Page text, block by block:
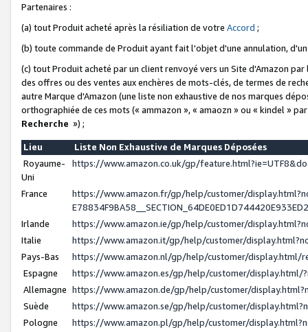
Partenaires :
(a) tout Produit acheté après la résiliation de votre Accord ;
(b) toute commande de Produit ayant fait l'objet d'une annulation,
(c) tout Produit acheté par un client renvoyé vers un Site d'Amazon
des offres ou des ventes aux enchères de mots-clés, de termes de
autre Marque d'Amazon (une liste non exhaustive de nos marques
orthographiée de ces mots (« ammazon », « amaozn » ou « kindel »
Recherche ») ;
Lieu
Liste Non Exhaustive de Marques Déposées
Royaume-
Uni
https://www.amazon.co.uk/gp/
France
https://www.amazon.fr/gp/help/customer/
Irlande
https://www.amazon.ie/gp/help/customer/
Italie
https://www.amazon.it/gp/help/customer/
Pays-Bas
https://www.amazon.nl/gp/help/customer/display.html/
Espagne
https://www.amazon.es/gp/help/customer/display.html/
Allemagne https://www.amazon.de/gp/help/customer/
Suède
https://www.amazon.se/gp/help/customer/
Pologne
https://www.amazon.pl/gp/help/customer/